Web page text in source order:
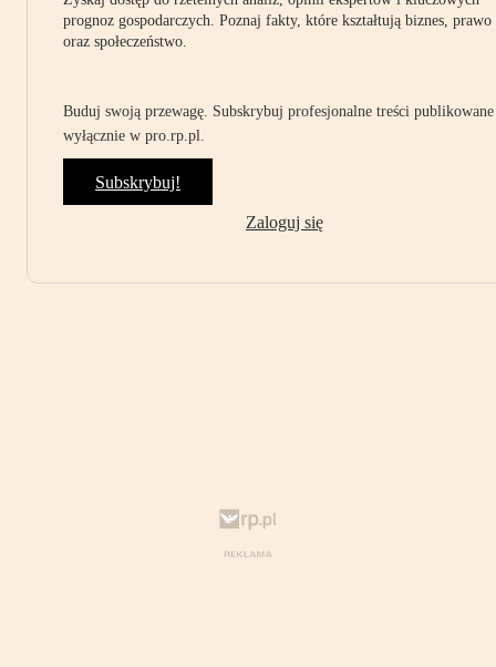
prognoz gospodarczych. Poznaj fakty, które kształtują biznes, prawo
oraz społeczeństwo.
Buduj swoją przewagę. Subskrybuj profesjonalne treści publikowane
wyłącznie w pro.rp.pl.
Subskrybuj!
Zaloguj się